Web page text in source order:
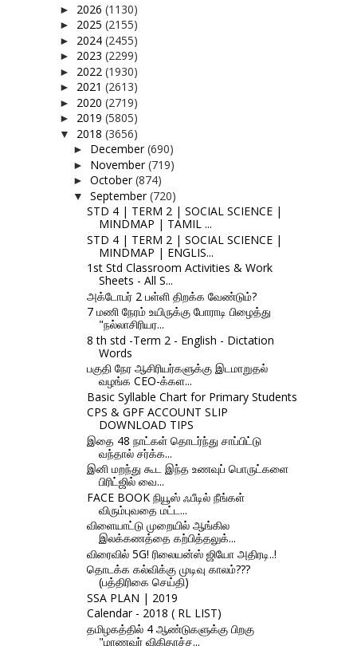
► 2026 (1130)
► 2025 (2155)
► 2024 (2455)
► 2023 (2299)
► 2022 (1930)
► 2021 (2613)
► 2020 (2719)
► 2019 (5805)
▼ 2018 (3656)
► December(690)
► November(719)
► October(874)
▼ September(720)
STD 4 | TERM 2 | SOCIAL SCIENCE |
MINDMAP | TAMIL ...
STD 4 | TERM 2 | SOCIAL SCIENCE |
MINDMAP | ENGLIS...
1st Std Classroom Activities & Work
Sheets - All S...
அக்டோபர் 2 பள்ளி திறக்க வேண்டும்?
7 மணி நேரம் உயிருக்கு போராடி பிழைத்து
"நல்லாசிரியர...
8 th std -Term 2 - English - Dictation
Words
பகுதி நேர ஆசிரியர்களுக்கு இடமாறுதல்
வழங்க CEO-க்கள...
Basic Syllable Chart for Primary Students
CPS & GPF ACCOUNT SLIP
DOWNLOAD TIPS
இதை 48 நாட்கள் தொடர்ந்து சாப்பிட்டு
வந்தால் சர்க்க...
இனி மறந்து கூட இந்த உணவுப் பொருட்களை
பிரிட்ஜில் வை...
FACE BOOK நியூஸ் ஃபீடில் நீங்கள்
விரும்புவதை மட்ட...
விளையாட்டு முறையில் ஆங்கில
இலக்கணத்தை கற்பித்தலுக்...
விரைவில் 5G! ரிலையன்ஸ் ஜியோ அதிரடி..!
தொடக்க கல்விக்கு முடிவு காலம்???
(பத்திரிகை செய்தி)
SSA PLAN | 2019
Calendar - 2018 ( RL LIST)
தமிழகத்தில் 4 ஆண்டுகளுக்கு பிறகு
"மாணவர் விகிதாச்ச...